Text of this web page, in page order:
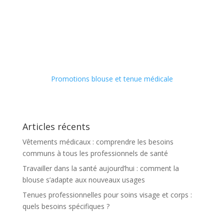
Promotions blouse et tenue médicale
Articles récents
Vêtements médicaux : comprendre les besoins
communs à tous les professionnels de santé
Travailler dans la santé aujourd’hui : comment la
blouse s’adapte aux nouveaux usages
Tenues professionnelles pour soins visage et corps :
quels besoins spécifiques ?